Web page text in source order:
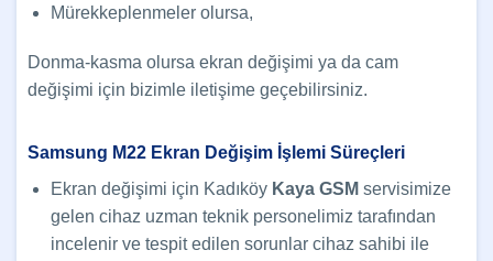
Mürekkeplenmeler olursa,
Donma-kasma olursa ekran değişimi ya da cam
değişimi için bizimle iletişime geçebilirsiniz.
Samsung M22 Ekran Değişim İşlemi Süreçleri
Ekran değişimi için Kadıköy Kaya GSM servisimize
gelen cihaz uzman teknik personelimiz tarafından
incelenir ve tespit edilen sorunlar cihaz sahibi ile